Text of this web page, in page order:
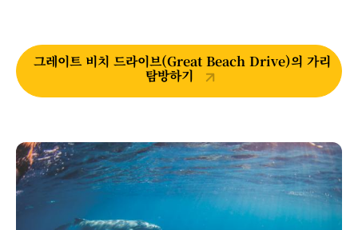
그레이트 비치 드라이브(Great Beach Drive)의 가리
탐방하기